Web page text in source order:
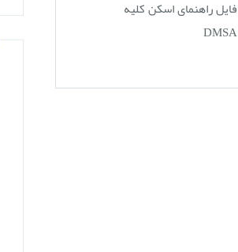
فایل راهنمای اسکن کلیه
DMSA